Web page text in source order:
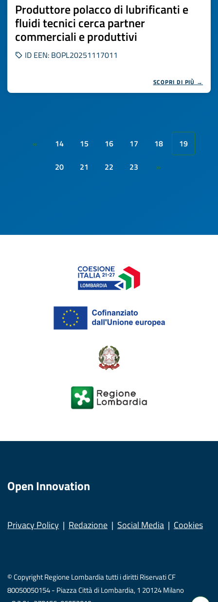
Produttore polacco di lubrificanti e
fluidi tecnici cerca partner
commerciali e produttivi
ID EEN: BOPL20251117011
SCOPRI DI PIÙ →
« 14 15 16 17 18
19
20
21 22 23 »
Open Innovation
Privacy Policy Redazione Social Media Cookies
© Copyright Regione Lombardia tutti i diritti Riservati CF
80050050154 - Piazza Città di Lombardia, 1 20124 Milano